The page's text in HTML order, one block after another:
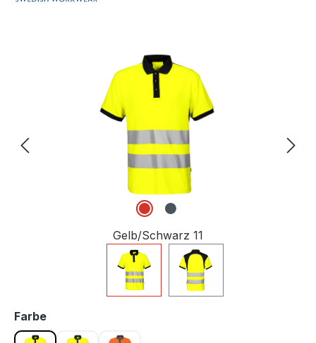
Bildergalerie überspringen
Gelb/Schwarz 11
Farbeauswählen